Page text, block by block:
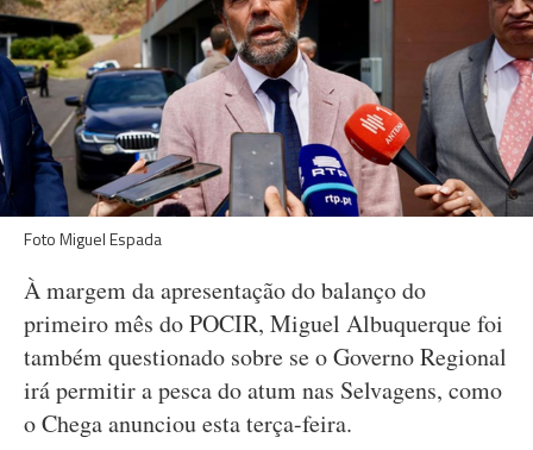
Foto Miguel Espada
À margem da apresentação do balanço do
primeiro mês do POCIR, Miguel Albuquerque foi
também questionado sobre se o Governo Regional
irá permitir a pesca do atum nas Selvagens, como
o Chega anunciou esta terça-feira.